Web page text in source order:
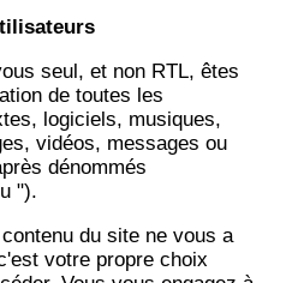
seul, et non RTL, êtes
de toutes les
logiciels, musiques,
vidéos, messages ou
dénommés
").
du site ne vous a
votre propre choix